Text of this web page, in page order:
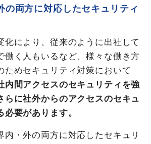
の両方に対応したセキュリティ
化により、従来のように出社して
働く人もいるなど、様々な働き方
ためセキュリティ対策において
内間アクセスのセキュリティを強
らに社外からのアクセスのセキュ
必要があります。
内・外の両方に対応したセキュリ